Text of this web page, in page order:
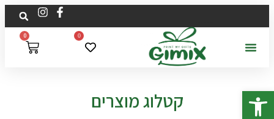
פתח סרגל נגישות
0
0
קטלוג מוצרים